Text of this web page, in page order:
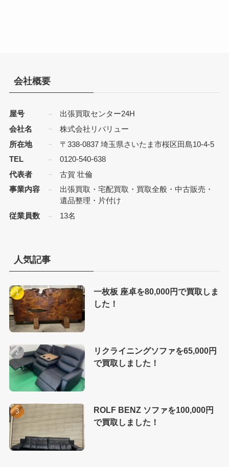
会社概要
屋号
出張買取センター24H
会社名
株式会社リバリュー
所在地
〒338-0837 埼玉県さいたま市桜区田島10-4-5
TEL
0120-540-638
代表者
古賀 壮倫
事業内容
出張買取・宅配買取・買取全般・中古販売・
遺品整理・片付け
従業員数
13名
人気記事
一枚板 座卓を80,000円で買取しま
した！
リクライニングソファを65,000円
で買取しました！
ROLF BENZ ソファを100,000円
で買取しました！